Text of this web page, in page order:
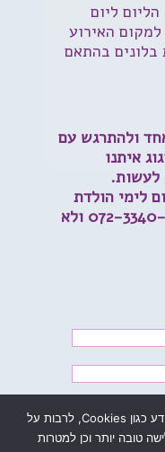
ליום
האירוע
בלונים בהתאם
ולהתרגש עם
איתנו
לעשות.
לימי הולדת
072- ולא
באתר זה נעשה שימוש בטכנולוגיות איסוף מידע כגון Cookies, לרבות על
טובה יותר וכן למטרות